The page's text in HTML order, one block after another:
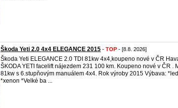
Škoda Yeti 2.0 4x4 ELEGANCE 2015 - TOP - [8.8. 2026]
Škoda Yeti ELEGANCE 2.0 TDI 81kw 4x4,koupeno nové v ČR
ŠKODA YETI facelift nájezdem 231 100 km. Koupeno nové v ČR .
81kw s 6.stupňovým manuálem 4x4. Rok výroby 2015 Výbava:
*xenon *Velké ba ...